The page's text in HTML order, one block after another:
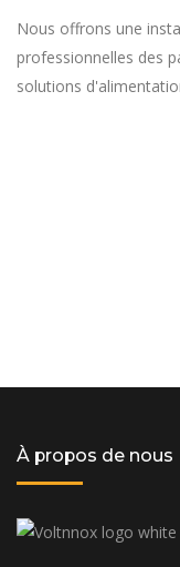
Nous offrons une
professionnelles des
solutions
À propos de nous